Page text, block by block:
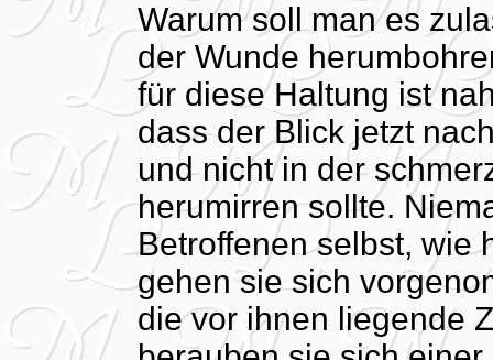
Warum soll man es
der Wunde
für diese Haltung ist
dass der Blick jetzt
und nicht in der
herumirren sollte.
Betroffenen selbst, wie
gehen sie sich
die vor ihnen liegende